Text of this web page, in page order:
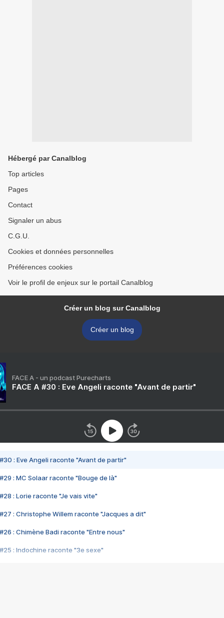
Hébergé par Canalblog
Top articles
Pages
Contact
Signaler un abus
C.G.U.
Cookies et données personnelles
Préférences cookies
Voir le profil de enjeux sur le portail Canalblog
Créer un blog sur Canalblog
Créer un blog
FACE A - un podcast Purecharts
FACE A #30 : Eve Angeli raconte "Avant de partir"
#30 : Eve Angeli raconte "Avant de partir"
#29 : MC Solaar raconte "Bouge de là"
#28 : Lorie raconte "Je vais vite"
#27 : Christophe Willem raconte "Jacques a dit"
#26 : Chimène Badi raconte "Entre nous"
#25 : Indochine raconte "3e sexe"